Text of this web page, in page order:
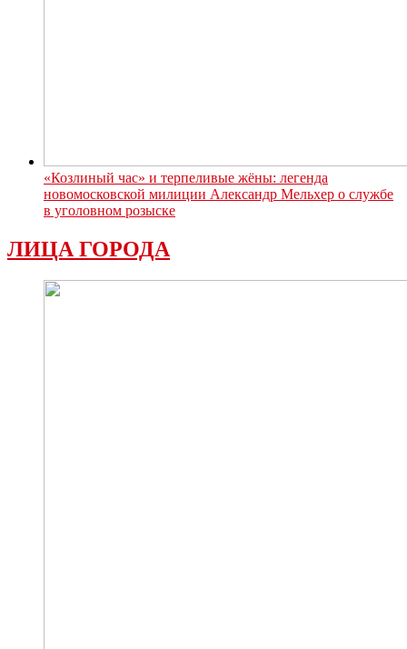
«Козлиный час» и терпеливые жёны: легенда
новомосковской милиции Александр Мельхер о службе
в уголовном розыске
ЛИЦА ГОРОДА